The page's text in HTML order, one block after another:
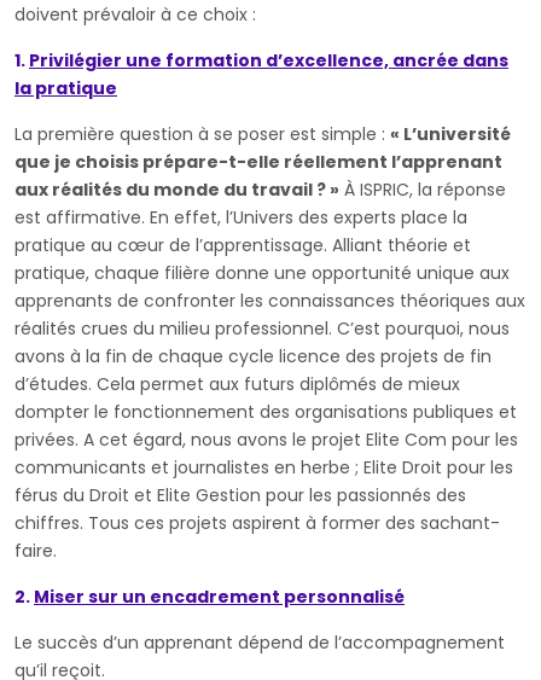
doivent prévaloir à ce choix :
1. Privilégier une formation d’excellence, ancrée dans
la pratique
La première question à se poser est simple : « L’université
que je choisis prépare-t-elle réellement l’apprenant
aux réalités du monde du travail ? » À ISPRIC, la réponse
est affirmative. En effet, l’Univers des experts place la
pratique au cœur de l’apprentissage. Alliant théorie et
pratique, chaque filière donne une opportunité unique aux
apprenants de confronter les connaissances théoriques aux
réalités crues du milieu professionnel. C’est pourquoi, nous
avons à la fin de chaque cycle licence des projets de fin
d’études. Cela permet aux futurs diplômés de mieux
dompter le fonctionnement des organisations publiques et
privées. A cet égard, nous avons le projet Elite Com pour les
communicants et journalistes en herbe ; Elite Droit pour les
férus du Droit et Elite Gestion pour les passionnés des
chiffres. Tous ces projets aspirent à former des sachant-
faire.
2. Miser sur un encadrement personnalisé
Le succès d’un apprenant dépend de l’accompagnement
qu’il reçoit.